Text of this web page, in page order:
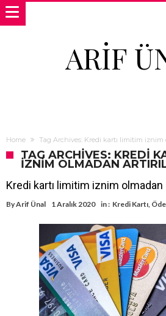
ARIF
Home Tag Archives: Kredi kartı limitim iznim
TAG ARCHIVES: KREDI
IZNIM OLMADAN
Kredi kartı limitim iznim olmadan
ByArif Ünal 1 Aralık 2020 in : Kredi Kartı,